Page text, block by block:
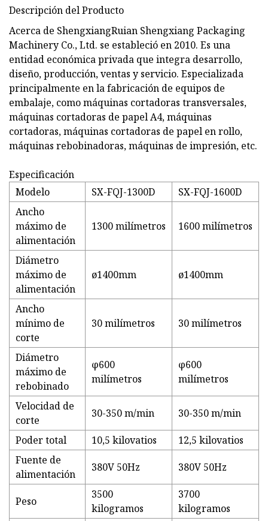
Descripción del Producto
Acerca de ShengxiangRuian Shengxiang Packaging
Machinery Co., Ltd. se estableció en 2010. Es una
entidad económica privada que integra desarrollo,
diseño, producción, ventas y servicio. Especializada
principalmente en la fabricación de equipos de
embalaje, como máquinas cortadoras transversales,
máquinas cortadoras de papel A4, máquinas
cortadoras, máquinas cortadoras de papel en rollo,
máquinas rebobinadoras, máquinas de impresión, etc.
Especificación
Modelo
SX-FQJ-1300D
SX-FQJ-1600D
Ancho
máximo de
alimentación
1300 milímetros 1600 milímetros
Diámetro
máximo de
alimentación
ø1400mm ø1400mm
Ancho
mínimo de
corte
30 milímetros 30 milímetros
Diámetro
máximo de
rebobinado
φ600
milímetros
φ600
milímetros
Velocidad de
corte
30-350 m/min 30-350 m/min
Poder total 10,5 kilovatios
12,5 kilovatios
Fuente de
alimentación
380V 50Hz 380V 50Hz
Peso
3500
kilogramos
3700
kilogramos